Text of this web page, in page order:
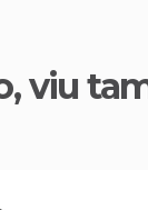
viu